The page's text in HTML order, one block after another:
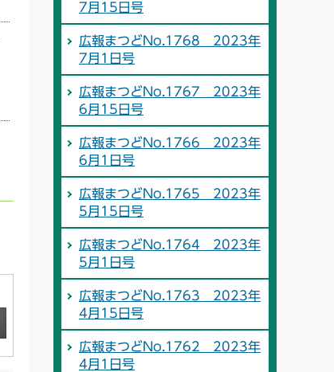
7月15日号
広報まつどNo.1768 2023年
7月1日号
広報まつどNo.1767 2023年
6月15日号
広報まつどNo.1766 2023年
6月1日号
広報まつどNo.1765 2023年
5月15日号
広報まつどNo.1764 2023年
5月1日号
広報まつどNo.1763 2023年
4月15日号
広報まつどNo.1762 2023年
4月1日号